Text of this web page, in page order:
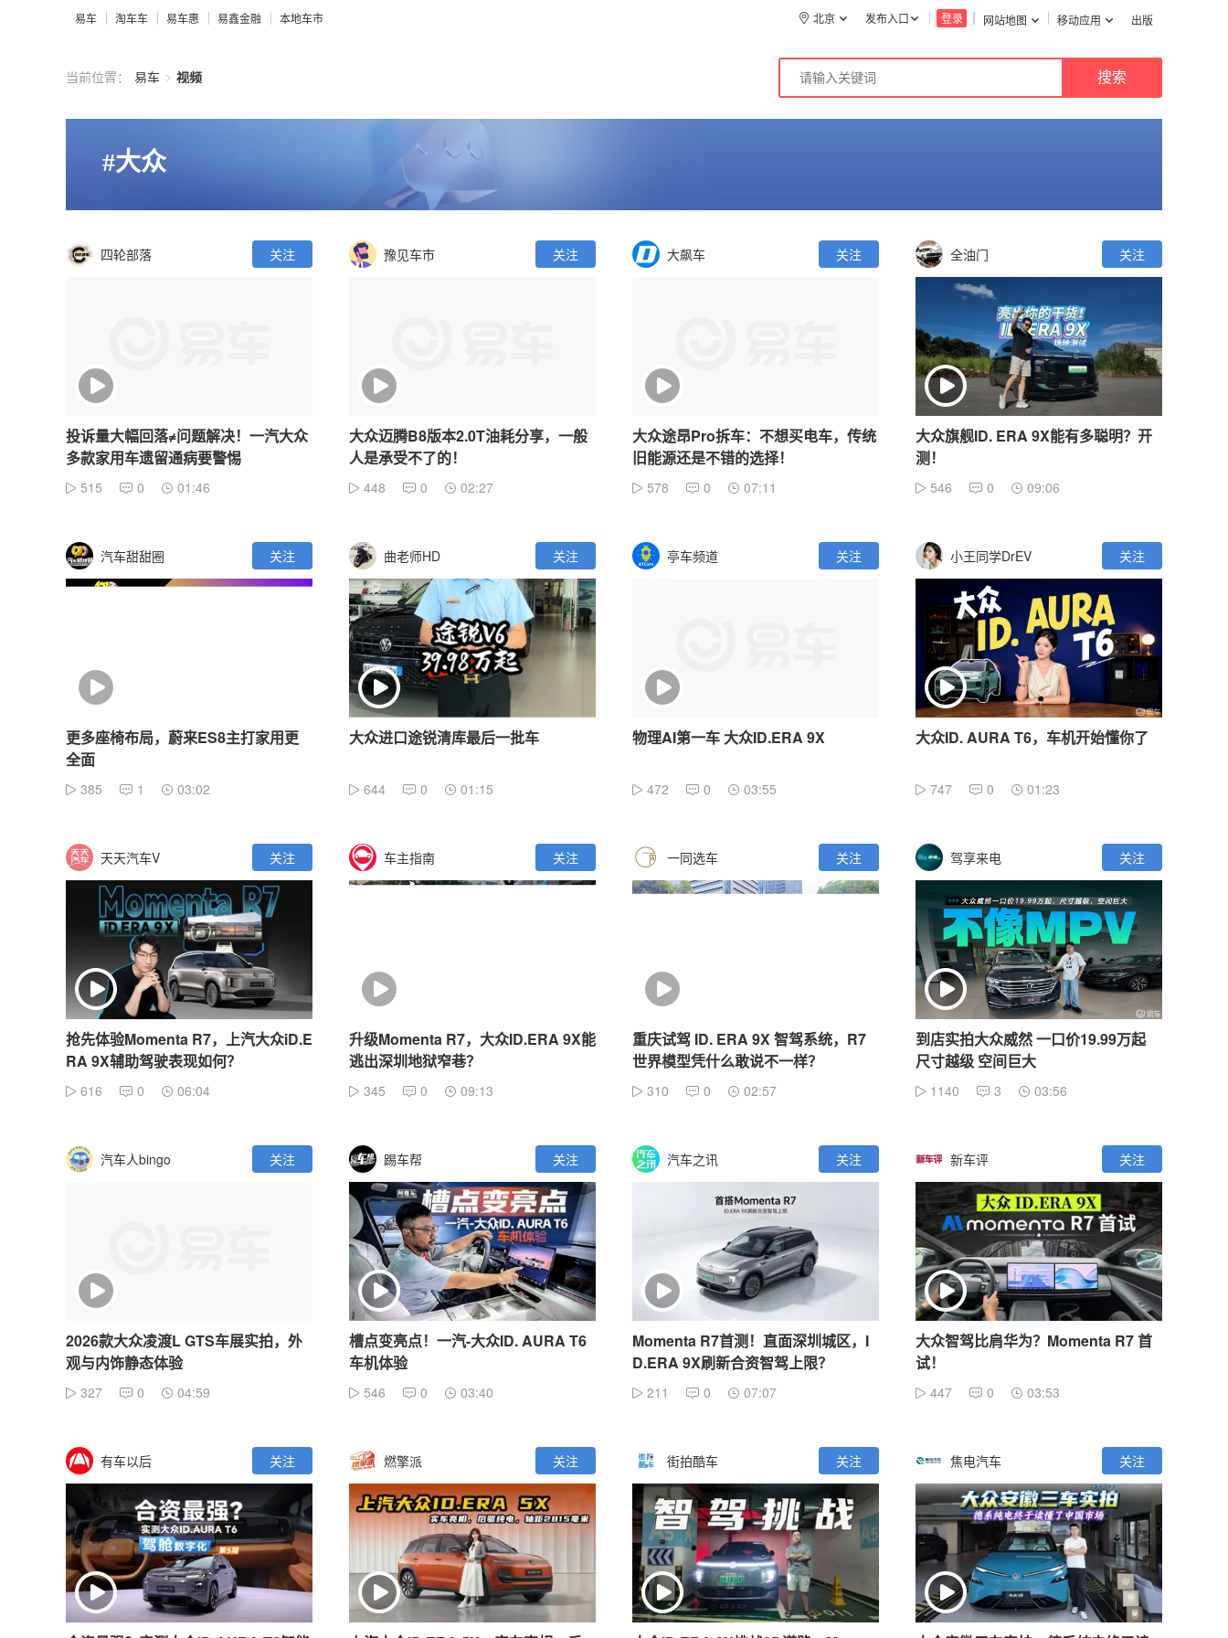
易车 淘车车 易车惠 易鑫金融 本地车市 网站地图 移动应用 出版
登录
发布入口
北京
当前位置： 易车 > 视频
#大众
四轮部落 关注
投诉量大幅回落≠问题解决！一汽大众
多款家用车遗留通病要警惕
515 0 01:46
豫见车市 关注
大众迈腾B8版本2.0T油耗分享，一般
人是承受不了的！
448 0 02:27
大飙车 关注
大众途昂Pro拆车：不想买电车，传统
旧能源还是不错的选择！
578 0 07:11
全油门 关注
大众旗舰ID. ERA 9X能有多聪明？开
测！
546 0 09:06
汽车甜甜圈 关注
更多座椅布局，蔚来ES8主打家用更
全面
385 1 03:02
曲老师HD 关注
大众进口途锐清库最后一批车
644 0 01:15
亭车频道 关注
物理AI第一车 大众ID.ERA 9X
472 0 03:55
小王同学DrEV 关注
大众ID. AURA T6，车机开始懂你了
747 0 01:23
天天汽车V 关注
抢先体验Momenta R7，上汽大众iD.E
RA 9X辅助驾驶表现如何？
616 0 06:04
车主指南 关注
升级Momenta R7，大众ID.ERA 9X能
逃出深圳地狱窄巷？
345 0 09:13
一同选车 关注
重庆试驾 ID. ERA 9X 智驾系统，R7
世界模型凭什么敢说不一样？
310 0 02:57
驾享来电 关注
到店实拍大众威然 一口价19.99万起
尺寸越级 空间巨大
1140 3 03:56
汽车人bingo 关注
2026款大众凌渡L GTS车展实拍，外
观与内饰静态体验
327 0 04:59
踢车帮 关注
槽点变亮点！一汽-大众ID. AURA T6
车机体验
546 0 03:40
汽车之讯 关注
Momenta R7首测！直面深圳城区，I
D.ERA 9X刷新合资智驾上限？
211 0 07:07
新车评 关注
大众智驾比肩华为？Momenta R7 首
试！
447 0 03:53
有车以后 关注 燃擎派 关注 街拍酷车 关注 焦电汽车 关注